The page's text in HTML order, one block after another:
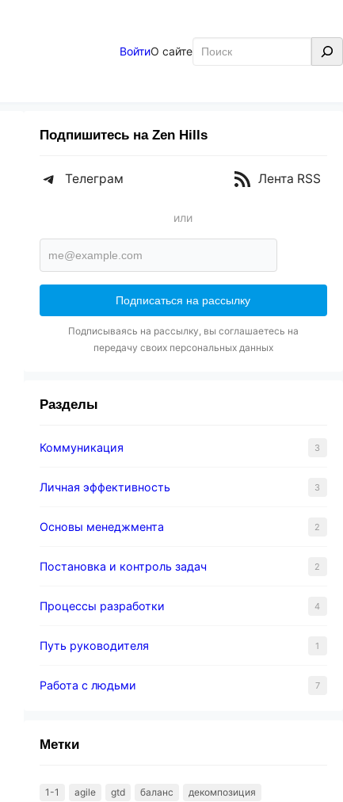
ВойтиО сайтеПоиск
Подпишитесь на Zen Hills
Телеграм Лента RSS
или
Подписываясь на рассылку, вы соглашаетесь на
передачу своих персональных данных
Разделы
Коммуникация 3
Личная эффективность 3
Основы менеджмента 2
Постановка и контроль задач 2
Процессы разработки 4
Путь руководителя 1
Работа с людьми 7
Метки
1-1 agile gtd баланс
декомпозиция